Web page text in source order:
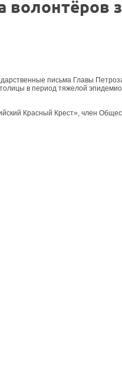
волонтёров
письма Главы
в период тяжелой
Красный Крест», член